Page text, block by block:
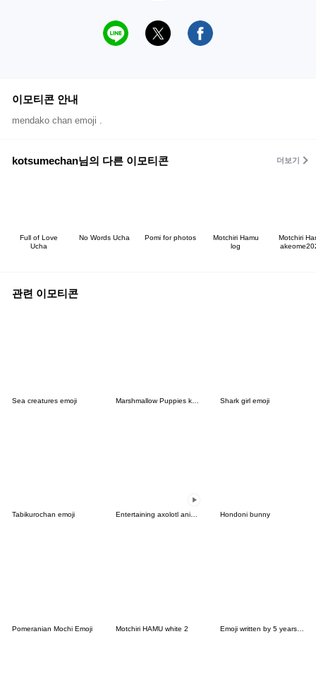
이모티콘 안내
mendako chan emoji .
kotsumechan님의 다른 이모티콘 더보기
Full of Love
Ucha
No Words Ucha Pomi for photos
Motchiri Hamu
log
Motchiri
관련 이모티콘
Sea creatures emoji Shark girl emoji
Tabikurochan emoji Entertaining axolotl animation emoji Hondoni bunny
Pomeranian Mochi Emoji Motchiri HAMU white 2 Emoji written by 5 years old